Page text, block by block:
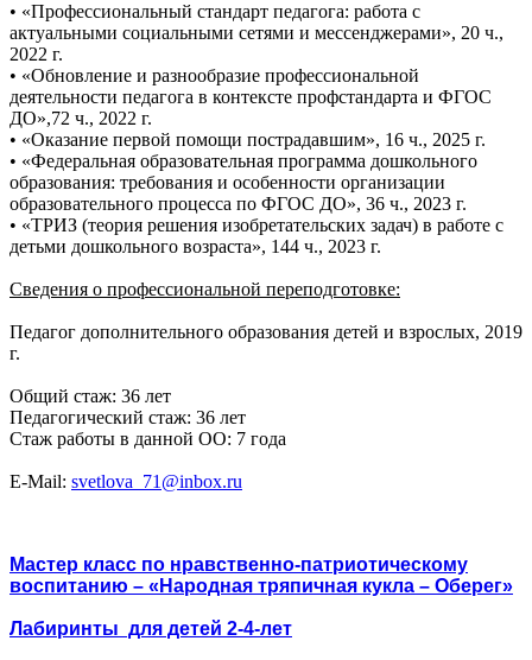
• «Профессиональный стандарт педагога: работа с
актуальными социальными сетями и мессенджерами», 20 ч.,
2022 г.
• «Обновление и разнообразие профессиональной
деятельности педагога в контексте профстандарта и ФГОС
ДО»,72 ч., 2022 г.
• «Оказание первой помощи пострадавшим», 16 ч., 2025 г.
• «Федеральная образовательная программа дошкольного
образования: требования и особенности организации
образовательного процесса по ФГОС ДО», 36 ч., 2023 г.
• «ТРИЗ (теория решения изобретательских задач) в работе с
детьми дошкольного возраста», 144 ч., 2023 г.
Сведения о профессиональной переподготовке:
Педагог дополнительного образования детей и взрослых, 2019
г.
Общий стаж: 36 лет
Педагогический стаж: 36 лет
Стаж работы в данной ОО: 7 года
E-Mail: svetlova_71@inbox.ru
Мастер класс по нравственно-патриотическому
воспитанию – «Народная тряпичная кукла – Оберег»
Лабиринты для детей 2-4-лет